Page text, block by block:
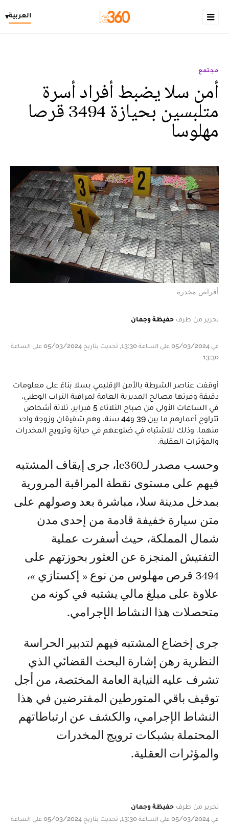
العربية▾
مجتمع
أمن سلا يضبط أفراد أسرة
متلبسين بحيازة 3494 قرصا
مهلوسا
أقراص مخدرة
تحرير من طرف حفيظة وجمان
في 05/03/2024 على الساعة 13:30, تحديث بتاريخ 05/03/2024 على الساعة
13:30
أوقفت عناصر الشرطة بالأمن الإقليمي بسلا بناءً على معلومات
دقيقة وفرتها مصالح المديرية العامة لمراقبة التراب الوطني،
في الساعات الأولى من صباح الثلاثاء 5 فبراير، ثلاثة أشخاص
تتراوح أعمارهم ما بين 39 و44 سنة، وهم شقيقان وزوجة واحد
منهما، وذلك للاشتباه في ضلوعهم في حيازة وترويج المخدرات
والمؤثرات العقلية.
وحسب مصدر لـle360، جرى إيقاف المشتبه
فيهم على مستوى نقطة المراقبة المرورية
بمدخل مدينة سلا، مباشرة بعد وصولهم على
متن سيارة خفيفة قادمة من إحدى مدن
شمال المملكة، حيث أسفرت عملية
التفتيش المنجزة عن العثور بحوزتهم على
3494 قرص مهلوس من نوع « إكستازي »،
علاوة على مبلغ مالي يشتبه في كونه من
متحصلات هذا النشاط الإجرامي.
جرى إخضاع المشتبه فيهم لتدبير الحراسة
النظرية رهن إشارة البحث القضائي الذي
تشرف عليه النيابة العامة المختصة، من أجل
توقيف باقي المتورطين المفترضين في هذا
النشاط الإجرامي، والكشف عن ارتباطاتهم
المحتملة بشبكات ترويج المخدرات
والمؤثرات العقلية.
تحرير من طرف حفيظة وجمان
في 05/03/2024 على الساعة 13:30, تحديث بتاريخ 05/03/2024 على الساعة